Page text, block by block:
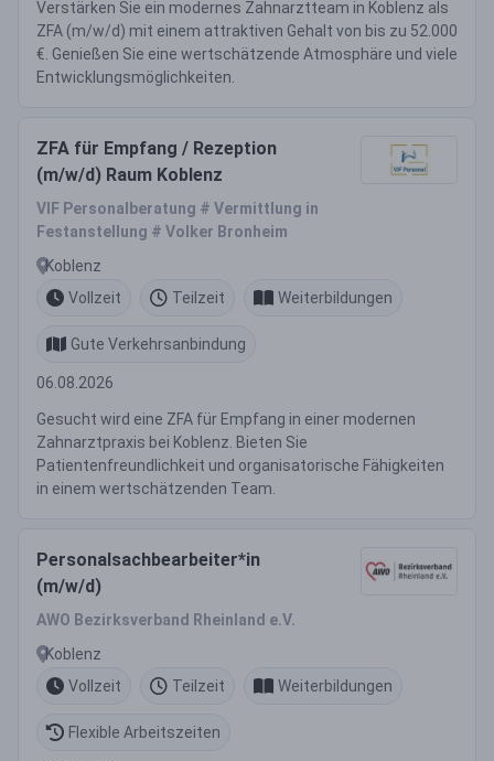
Verstärken Sie ein modernes Zahnarztteam in Koblenz als
ZFA (m/w/d) mit einem attraktiven Gehalt von bis zu 52.000
€. Genießen Sie eine wertschätzende Atmosphäre und viele
Entwicklungsmöglichkeiten.
ZFA für Empfang / Rezeption
(m/w/d) Raum Koblenz
VIF Personalberatung # Vermittlung in
Festanstellung # Volker Bronheim
Koblenz
Vollzeit
Teilzeit Weiterbildungen
Gute Verkehrsanbindung
06.08.2026
Gesucht wird eine ZFA für Empfang in einer modernen
Zahnarztpraxis bei Koblenz. Bieten Sie
Patientenfreundlichkeit und organisatorische Fähigkeiten
in einem wertschätzenden Team.
Personalsachbearbeiter*in
(m/w/d)
AWO Bezirksverband Rheinland e.V.
Koblenz
Vollzeit
Teilzeit Weiterbildungen
Flexible Arbeitszeiten